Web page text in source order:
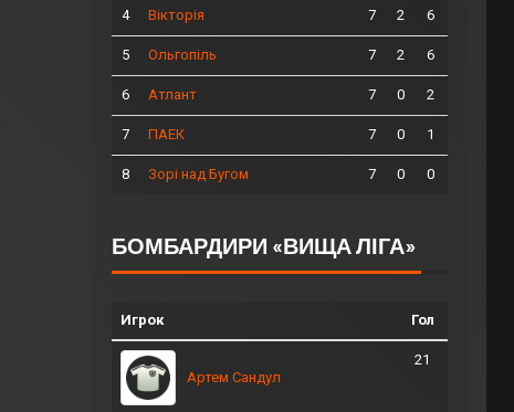
4 Вікторія 7 2 6
5 Ольгопіль 7 2 6
6 Атлант 7 0 2
7 ПАЕК 7 0 1
8 Зорі над Бугом 7 0 0
БОМБАРДИРИ «ВИЩА ЛІГА»
Игрок Гол
Артем Сандул
21